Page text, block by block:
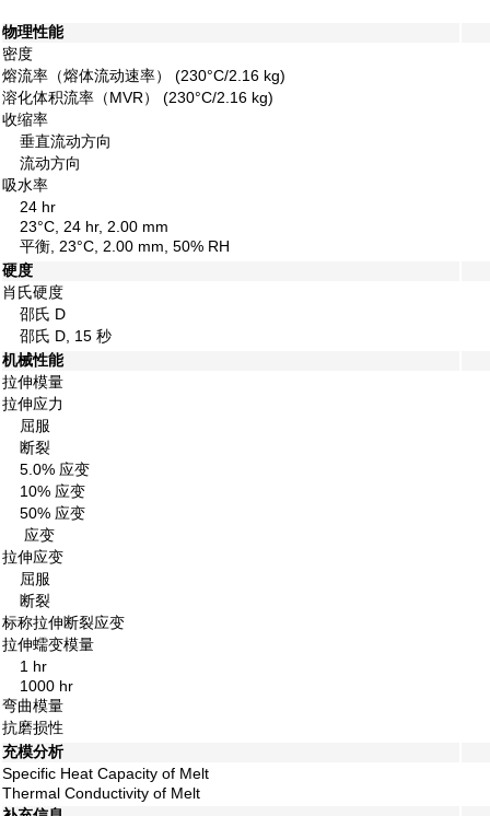
物理性能
密度
熔流率（熔体流动速率） (230°C/2.16 kg)
溶化体积流率（MVR） (230°C/2.16 kg)
收缩率
垂直流动方向
流动方向
吸水率
24 hr
23°C, 24 hr, 2.00 mm
平衡, 23°C, 2.00 mm, 50% RH
硬度
肖氏硬度
邵氏 D
邵氏 D, 15 秒
机械性能
拉伸模量
拉伸应力
屈服
断裂
5.0% 应变
10% 应变
50% 应变
应变
拉伸应变
屈服
断裂
标称拉伸断裂应变
拉伸蠕变模量
1 hr
1000 hr
弯曲模量
抗磨损性
充模分析
Specific Heat Capacity of Melt
Thermal Conductivity of Melt